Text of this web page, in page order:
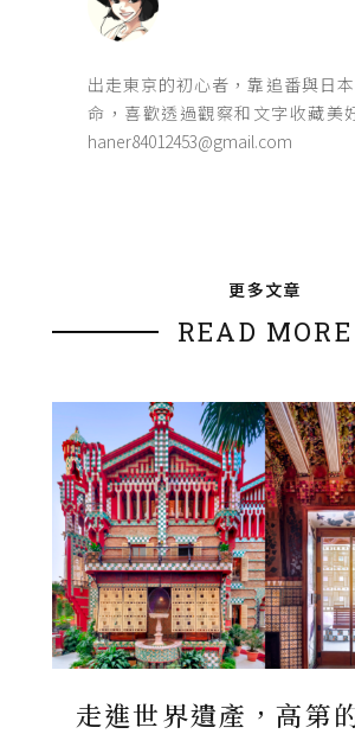
出走東京的初心者，靠追番與日
命，喜歡透過觀察和文字收藏美
haner84012453@gmail.com
更多文章
READ MORE
走進世界遺產，高第